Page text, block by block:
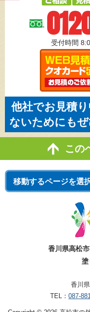
受付時間
他社でお見積
ないためにも
この
香川県高松
塗
香川
TEL： 087-